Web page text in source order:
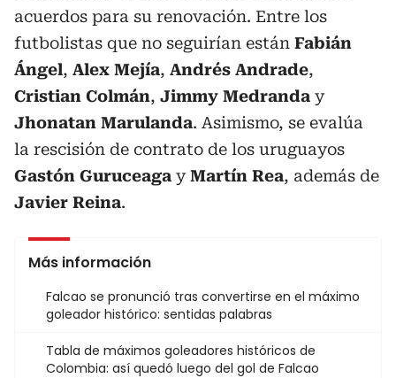
acuerdos para su renovación. Entre los
futbolistas que no seguirían están Fabián
Ángel, Alex Mejía, Andrés Andrade,
Cristian Colmán, Jimmy Medranda y
Jhonatan Marulanda. Asimismo, se evalúa
la rescisión de contrato de los uruguayos
Gastón Guruceaga yMartín Rea, además de
Javier Reina.
Más información
Falcao se pronunció tras convertirse en el máximo
goleador histórico: sentidas palabras
Tabla de máximos goleadores históricos de
Colombia: así quedó luego del gol de Falcao